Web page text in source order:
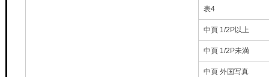
表4
中頁 1/2P以上
中頁 1/2P未満
中頁 外国写真